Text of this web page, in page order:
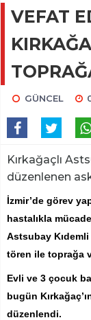
VEFAT
GÜNCEL
Kırkağaçlı
düzenlenen
İzmir’de görev
hastalıkla
Astsubay
tören ile toprağa
Evli ve 3 çocuk
bugün
düzenlendi.